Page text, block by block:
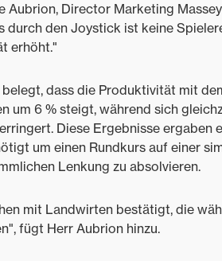
Director Marketing
durch den Joystick ist keine
erhöht."
dass die Produktivität mit
um 6 % steigt, während sich
Diese Ergebnisse ergaben
um einen Rundkurs auf einer
Lenkung zu absolvieren.
mit Landwirten bestätigt, die
fügt Herr Aubrion hinzu.